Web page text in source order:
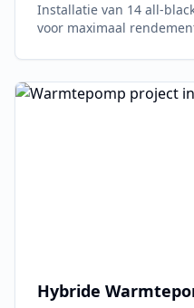
Installatie van 14 all-
voor maximaal
Hybride